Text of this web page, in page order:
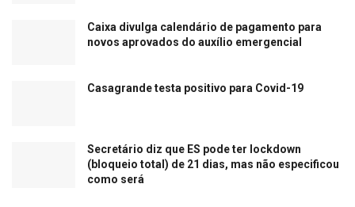
Caixa divulga calendário de pagamento para
novos aprovados do auxílio emergencial
Casagrande testa positivo para Covid-19
Secretário diz que ES pode ter lockdown
(bloqueio total) de 21 dias, mas não especificou
como será